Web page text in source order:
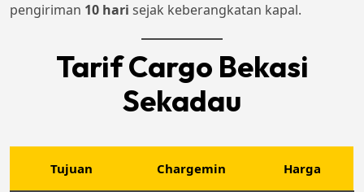
pengiriman 10 hari sejak keberangkatan kapal.
Tarif Cargo Bekasi
Sekadau
Tujuan Chargemin Harga